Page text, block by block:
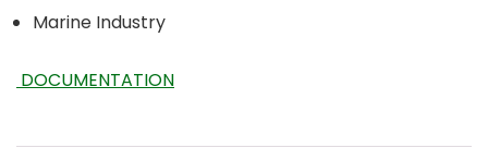
Marine Industry
DOCUMENTATION